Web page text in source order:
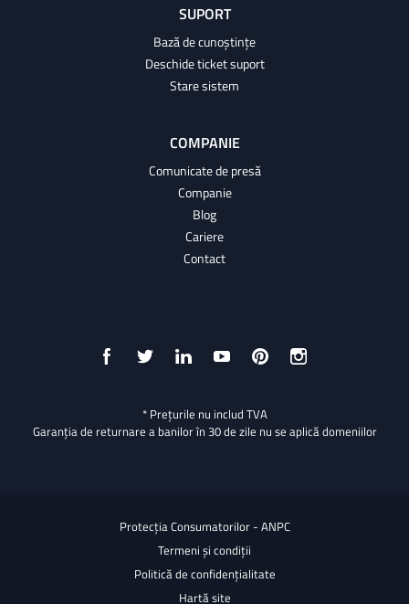
SUPORT
Bază de cunoștințe
Deschide ticket suport
Stare sistem
COMPANIE
Comunicate de presă
Companie
Blog
Cariere
Contact
* Prețurile nu includ TVA
Garanția de returnare a banilor în 30 de zile nu se aplică domeniilor
Protecția Consumatorilor - ANPC
Termeni și condiții
Politică de confidențialitate
Hartă site